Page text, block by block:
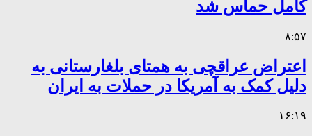
کامل حماس شد
۸:۵۷
اعتراض عراقچی به همتای بلغارستانی به
دلیل کمک به آمریکا در حملات به ایران
۱۶:۱۹